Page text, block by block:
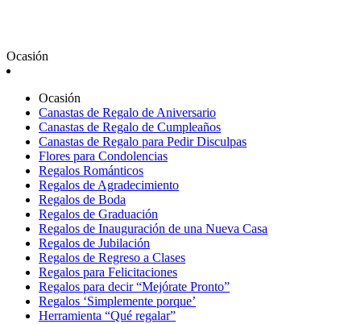
Ocasión
Ocasión
Canastas de Regalo de Aniversario
Canastas de Regalo de Cumpleaños
Canastas de Regalo para Pedir Disculpas
Flores para Condolencias
Regalos Románticos
Regalos de Agradecimiento
Regalos de Boda
Regalos de Graduación
Regalos de Inauguración de una Nueva Casa
Regalos de Jubilación
Regalos de Regreso a Clases
Regalos para Felicitaciones
Regalos para decir “Mejórate Pronto”
Regalos ‘Simplemente porque’
Herramienta “Qué regalar”